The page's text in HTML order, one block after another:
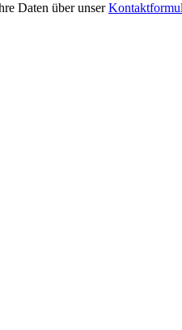
Daten über unser